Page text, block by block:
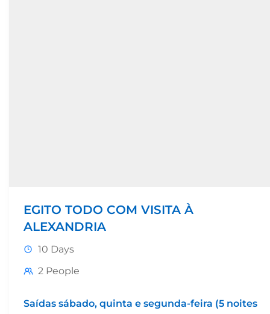
EGITO TODO COM VISITA À
ALEXANDRIA
10 Days
2 People
Saídas sábado, quinta e segunda-feira (5 noites